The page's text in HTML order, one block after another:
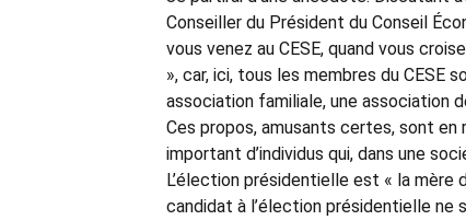
Conseiller du Président du Conseil
vous venez au CESE, quand vous
», car, ici, tous les membres du CESE
association familiale, une association
Ces propos, amusants certes, sont en
important d’individus qui, dans une
L’élection présidentielle est « la mère
candidat à l’élection présidentielle ne